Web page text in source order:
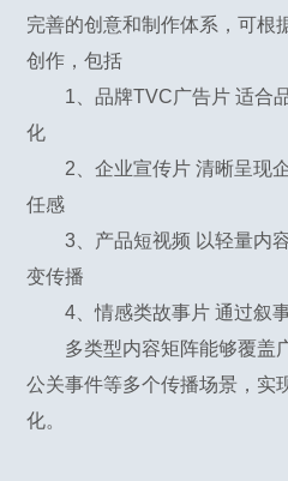
完善的创意和制作体系，可根
创作，包括
1、品牌TVC广告片 适合
化
2、企业宣传片 清晰呈现
任感
3、产品短视频 以轻量内
变传播
4、情感类故事片 通过叙
多类型内容矩阵能够覆盖
公关事件等多个传播场景，实
化。